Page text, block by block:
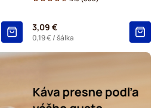
Dolce Gusto
kávovarov Dolce Gusto
do kávovarov Dolce Gusto
3,09 €
0,19 €/ šálka